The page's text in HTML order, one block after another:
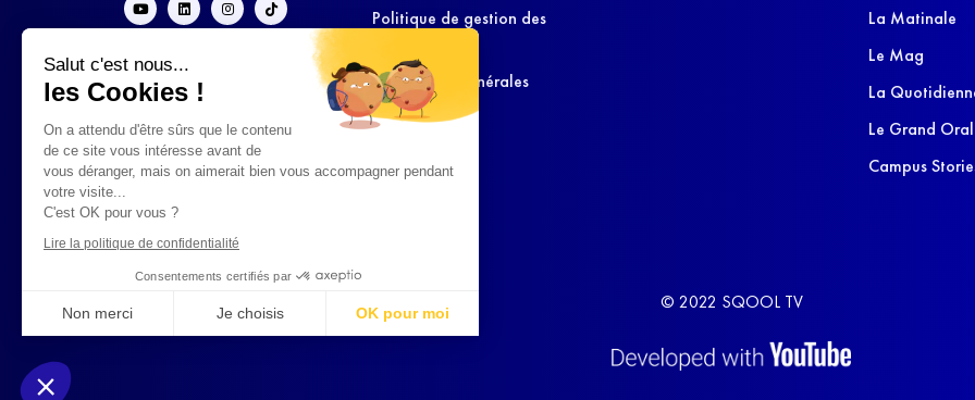
Salut c'est nous...
les Cookies !
On a attendu d'être sûrs que le contenu
de ce site vous intéresse avant de
vous déranger, mais on aimerait bien vous accompagner pendant
votre visite...
C'est OK pour vous ?
Lire la politique de confidentialité
Consentements certifiés par
Non merci Je choisis OK pour moi
Notre plateforme vous permet d'adapter et de gérer vos paramètres de confidentialité, en garantissant la conformité
Politique de gestion des
Conditions Générales
d’Utilisation
La Matinale
Le Mag
La
Le Grand Oral
Campus
© 2022 SQOOL TV